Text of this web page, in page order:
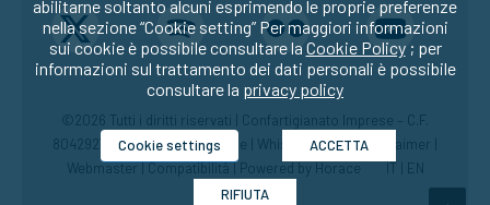
©2026 Tutti i diritti riservati | Confartigianato Imprese – C.F.
80429270582 |Privacy|Cookie Whistleblowing|Disclaimer
Webmaster|Compatibilità| Powered by Horace IT EN
abilitarne soltanto alcuni esprimendo le proprie preferenze
nella sezione “Cookie setting” Per maggiori informazioni
sui cookie è possibile consultare la Cookie Policy; per
informazioni sul trattamento dei dati personali è possibile
consultare la privacy policy
Cookie settings ACCETTA
RIFIUTA